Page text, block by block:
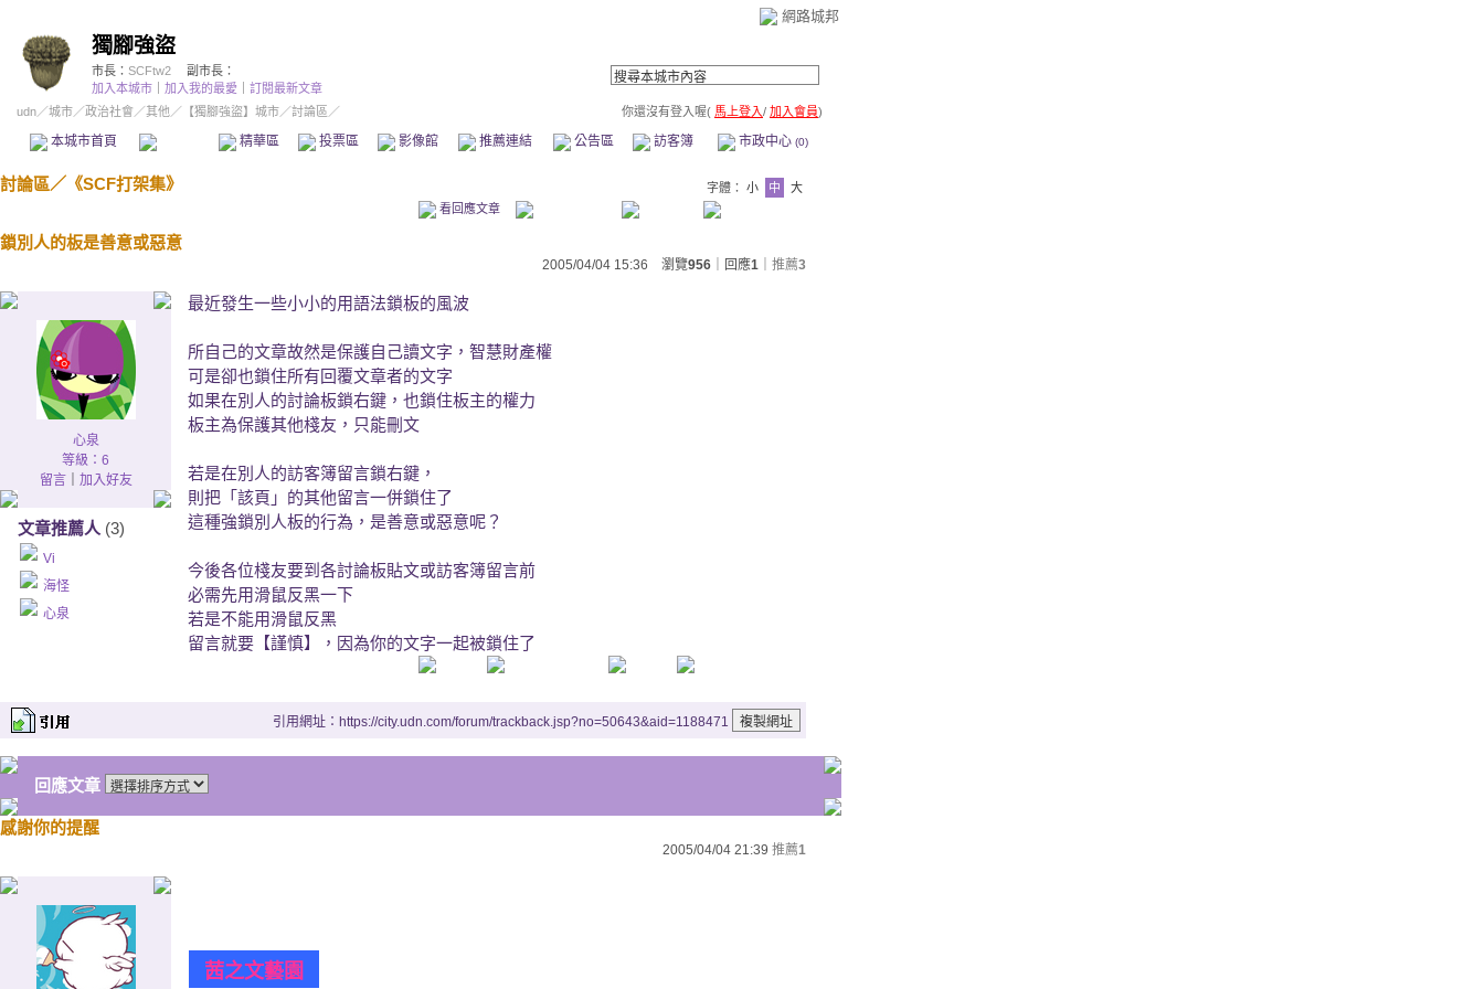
網路城邦
獨腳強盜
市長： SCFtw2
副市長：
加入本城市
加入我的最愛
訂閱最新文章
udn／城市／政治社會 ／其他 ／ 【獨腳強盜】城市／討論區／ 你還沒有登入喔( 馬上登入/ 加入會員)
本城市首頁 精華區 投票區 影像館 推薦連結 公告區 訪客簿 市政中心 (0)
討論區／ 《SCF打架集》 字體： 小 中
大
看回應文章
鎖別人的板是善意或惡意
2005/04/04 15:36 瀏覽956 ｜回應1 推薦3
心泉
等級：6
留言｜ 加入好友
文章推薦人 (3)
Vi
海怪
心泉
最近發生一些小小的用語法鎖板的風波
所自己的文章故然是保護自己讀文字，智慧財產權
可是卻也鎖住所有回覆文章者的文字
如果在別人的討論板鎖右鍵，也鎖住板主的權力
板主為保護其他棧友，只能刪文
若是在別人的訪客簿留言鎖右鍵，
則把「該頁」的其他留言一併鎖住了
這種強鎖別人板的行為，是善意或惡意呢？
今後各位棧友要到各討論板貼文或訪客簿留言前
必需先用滑鼠反黑一下
若是不能用滑鼠反黑
留言就要【謹慎】，因為你的文字一起被鎖住了
引用網址：https://city.udn.com/forum/trackback.jsp?no=50643&aid=1188471
回應文章
感謝你的提醒
2005/04/04 21:39 推薦1
茜之文藝園